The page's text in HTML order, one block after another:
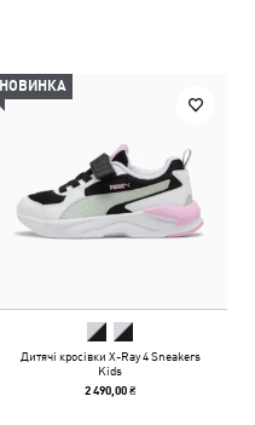
НОВИНКА
Дитячі кросівки X-Ray 4 Sneakers
Kids
2 490,00 ₴